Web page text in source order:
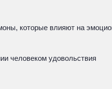
которые влияют на
человеком удовольствия